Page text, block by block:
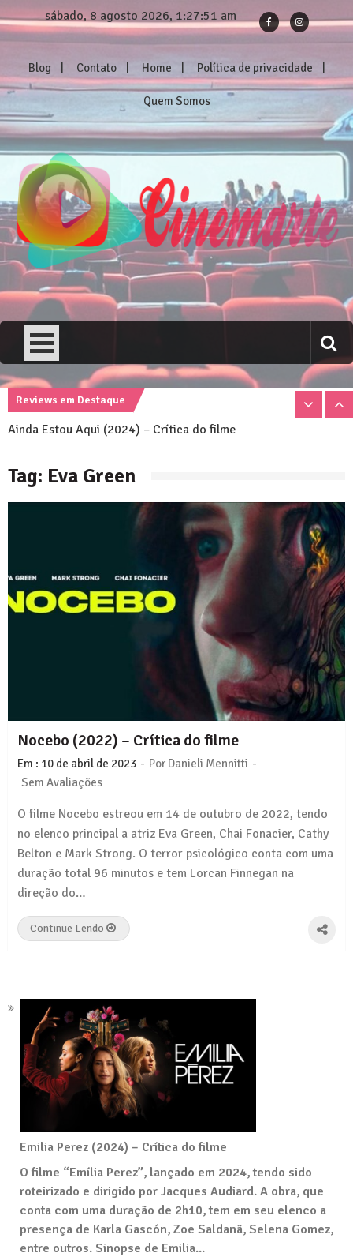
Skip
to
sábado, 8 agosto 2026, 1:27:52 am
Blog Contato Home Política de privacidade
Quem Somos
Cinemarte
Os melhores reviews de filmes e séries!
Reviews em Destaque
Nosso Verão Daria Um Filme (2023) – Crítica
Emilia Perez (2024) – Crítica do filme
Ainda Estou Aqui (2024) – Crítica do filme
Emilia Perez (2024) – Crítica do filme
Tag: Eva Green
Nocebo (2022) – Crítica do filme
Em : 10 de abril de 2023 - Por Danieli Mennitti -
Sem Avaliações
O filme Nocebo estreou em 14 de outubro de 2022, tendo
no elenco principal a atriz Eva Green, Chai Fonacier, Cathy
Belton e Mark Strong. O terror psicológico conta com uma
duração total 96 minutos e tem Lorcan Finnegan na
direção do…
Continue Lendo
Emilia Perez (2024) – Crítica do filme
O filme “Emília Perez”, lançado em 2024, tendo sido
roteirizado e dirigido por Jacques Audiard. A obra, que
conta com uma duração de 2h10, tem em seu elenco a
presença de Karla Gascón, Zoe Saldanã, Selena Gomez,
entre outros. Sinopse de Emilia...